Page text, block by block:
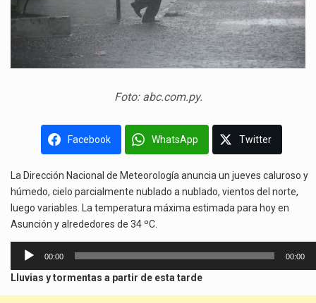
Foto: abc.com.py.
Facebook WhatsApp Twitter
La Dirección Nacional de Meteorología anuncia un jueves caluroso y
húmedo, cielo parcialmente nublado a nublado, vientos del norte,
luego variables. La temperatura máxima estimada para hoy en
Asunción y alrededores de 34 ºC.
Reproductor
audio
00:00 00:00
Lluvias y tormentas a partir de esta tarde